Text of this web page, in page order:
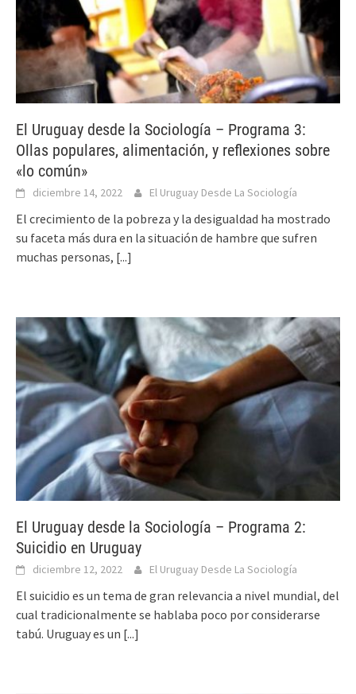
El Uruguay desde la Sociología – Programa 3:
Ollas populares, alimentación, y reflexiones sobre
«lo común»
diciembre 14, 2022 El Uruguay Desde La Sociología
El crecimiento de la pobreza y la desigualdad ha mostrado
su faceta más dura en la situación de hambre que sufren
muchas personas, [...]
El Uruguay desde la Sociología – Programa 2:
Suicidio en Uruguay
diciembre 12, 2022 El Uruguay Desde La Sociología
El suicidio es un tema de gran relevancia a nivel mundial, del
cual tradicionalmente se hablaba poco por considerarse
tabú. Uruguay es un [...]